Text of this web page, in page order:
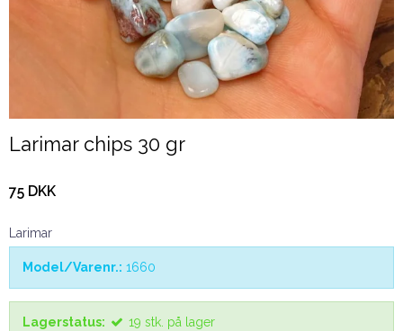
Larimar chips 30 gr
75 DKK
Larimar
Model/Varenr.: 1660
Lagerstatus: 19 stk. på lager